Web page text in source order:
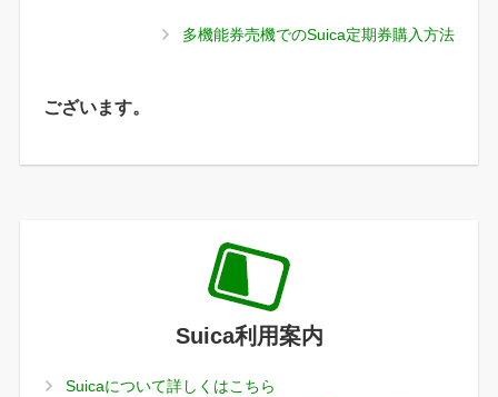
多機能券売機でのSuica定期券購入方法
ございます。
Suica利用案内
Suicaについて詳しくはこちら